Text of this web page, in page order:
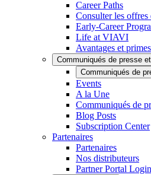
Career Paths
Consulter les offres
Early-Career
Life at VIAVI
Avantages et primes
Communiqués de presse
Communiqués de
Events
A la Une
Communiqués de
Blog Posts
Subscription Center
Partenaires
Partenaires
Nos distributeurs
Partner Portal Login